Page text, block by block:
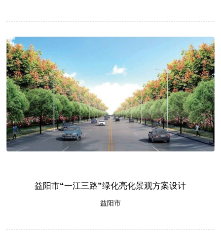
益阳市“一江三路”绿化亮化景观方案设计
益阳市